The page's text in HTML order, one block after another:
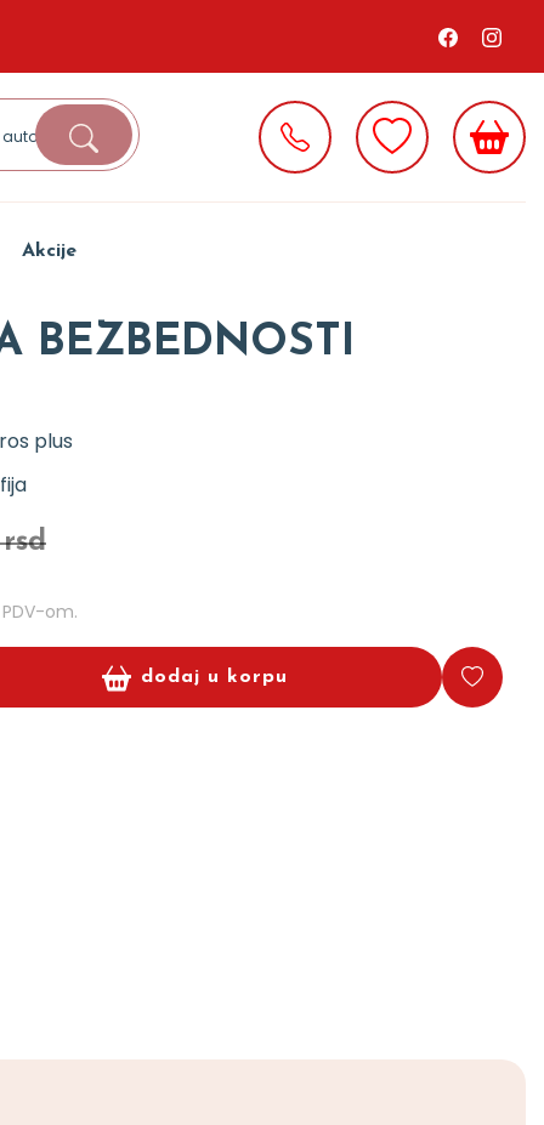
Akcije
BEZBEDNOSTI
plus
rsd
om.
dodaj u korpu